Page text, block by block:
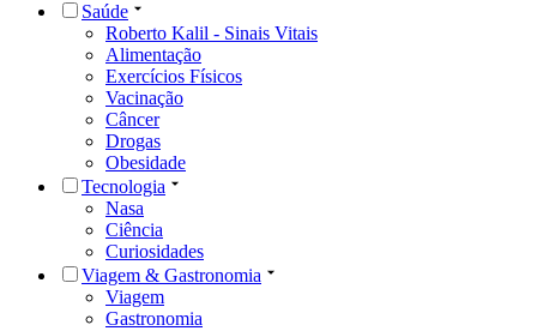
Saúde
Roberto Kalil - Sinais Vitais
Alimentação
Exercícios Físicos
Vacinação
Câncer
Drogas
Obesidade
Tecnologia
Nasa
Ciência
Curiosidades
Viagem & Gastronomia
Viagem
Gastronomia